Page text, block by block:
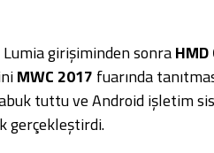
Lumia girişiminden sonra
MWC 2017 fuarında
tuttu ve Android işletim
gerçekleştirdi.